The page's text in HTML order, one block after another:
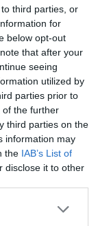
third parties, or
for
below opt-out
that after your
seeing
utilized by
parties prior to
of the further
third parties on the
information may
the IAB’s List of
disclose it to other